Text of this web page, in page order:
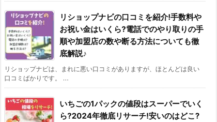
リショップナビの口コミを紹介!手数料や
お祝い金はいくら?電話でのやり取りの手
順や加盟店の数や断る方法についても徹
底解説♪
リショップナビは、まれに悪い口コミがありますが、ほとんどは良い
口コミばかりです。 ...
いちごの1パックの値段はスーパーでいく
ら?2024年徹底リサーチ!安いのはどこ?